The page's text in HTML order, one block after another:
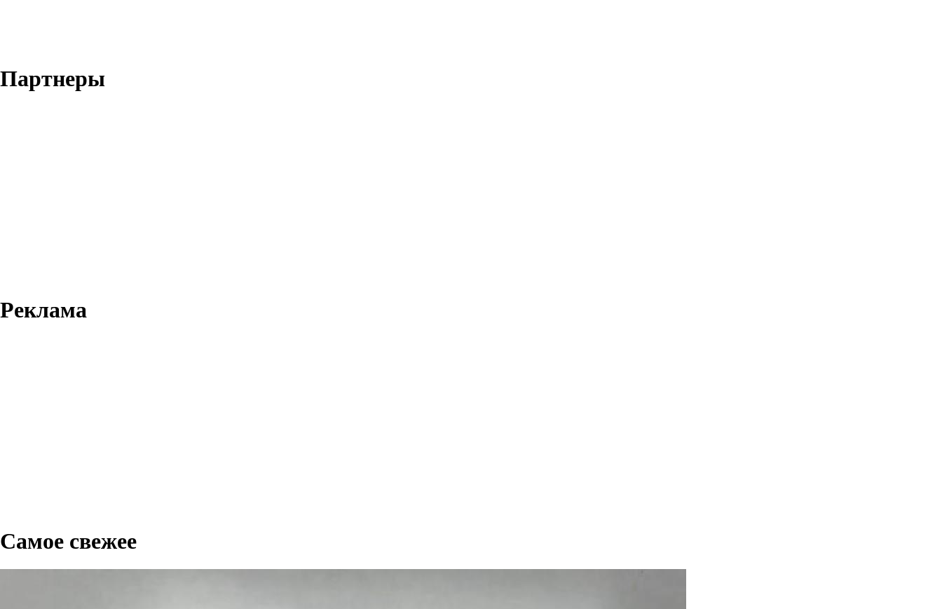
Партнеры
Реклама
Самое свежее